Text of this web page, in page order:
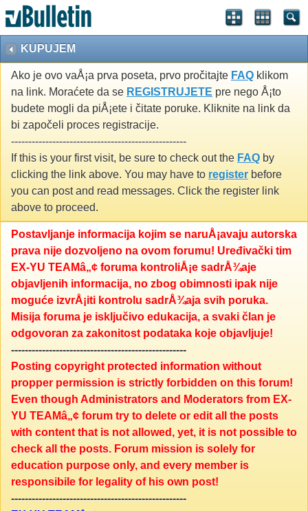
KUPUJEM
Ako je ovo vaÅ¡a prva poseta, prvo pročitajte FAQ klikom
na link. Moraćete da se REGISTRUJETE pre nego Å¡to
budete mogli da piÅ¡ete i čitate poruke. Kliknite na link da
bi započeli proces registracije.
---------------------------------------------------
If this is your first visit, be sure to check out the FAQ by
clicking the link above. You may have to register before
you can post and read messages. Click the register link
above to proceed.
Postavljanje informacija kojim se naruÅ¡avaju autorska
prava nije dozvoljeno na ovom forumu! Uređivački tim
EX-YU TEAMâ„¢ foruma kontroliÅ¡e sadrÅ¾aje
objavljenih informacija, no zbog obimnosti ipak nije
moguće izvrÅ¡iti kontrolu sadrÅ¾aja svih poruka.
Misija foruma je isključivo edukacija, a svaki član je
odgovoran za zakonitost podataka koje objavljuje!
---------------------------------------------------
Posting copyright protected information without
propper permission is strictly forbidden on this forum!
Even though Administrators and Moderators from EX-
YU TEAMâ„¢ forum try to delete or edit all the posts
with content that is not allowed, yet, it is not possible to
check all the posts. Forum mission is solely for
education purpose only, and every member is
responsibile for legality of his own post!
---------------------------------------------------